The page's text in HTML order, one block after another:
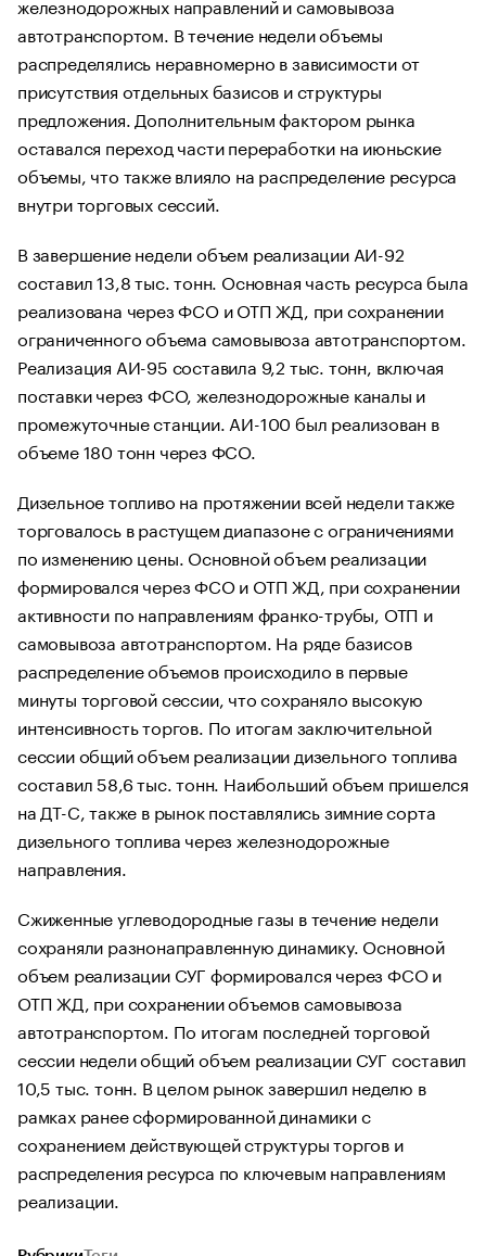
автотранспортом. В течение недели объемы
распределялись неравномерно в зависимости от
присутствия отдельных базисов и структуры
предложения. Дополнительным фактором рынка
оставался переход части переработки на июньские
объемы, что также влияло на распределение ресурса
внутри торговых сессий.
В завершение недели объем реализации АИ-92
составил 13,8 тыс. тонн. Основная часть ресурса была
реализована через ФСО и ОТП ЖД, при сохранении
ограниченного объема самовывоза автотранспортом.
Реализация АИ-95 составила 9,2 тыс. тонн, включая
поставки через ФСО, железнодорожные каналы и
промежуточные станции. АИ-100 был реализован в
объеме 180 тонн через ФСО.
Дизельное топливо на протяжении всей недели также
торговалось в растущем диапазоне с ограничениями
по изменению цены. Основной объем реализации
формировался через ФСО и ОТП ЖД, при сохранении
активности по направлениям франко-трубы, ОТП и
самовывоза автотранспортом. На ряде базисов
распределение объемов происходило в первые
минуты торговой сессии, что сохраняло высокую
интенсивность торгов. По итогам заключительной
сессии общий объем реализации дизельного топлива
составил 58,6 тыс. тонн. Наибольший объем пришелся
на ДТ-С, также в рынок поставлялись зимние сорта
дизельного топлива через железнодорожные
направления.
Сжиженные углеводородные газы в течение недели
сохраняли разнонаправленную динамику. Основной
объем реализации СУГ формировался через ФСО и
ОТП ЖД, при сохранении объемов самовывоза
автотранспортом. По итогам последней торговой
сессии недели общий объем реализации СУГ составил
10,5 тыс. тонн. В целом рынок завершил неделю в
рамках ранее сформированной динамики с
сохранением действующей структуры торгов и
распределения ресурса по ключевым направлениям
реализации.